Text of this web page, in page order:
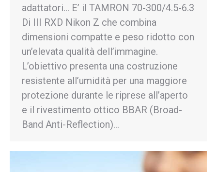
adattatori… E’ il TAMRON 70-300/4.5-6.3
Di III RXD Nikon Z che combina
dimensioni compatte e peso ridotto con
un’elevata qualità dell’immagine.
L’obiettivo presenta una costruzione
resistente all’umidità per una maggiore
protezione durante le riprese all’aperto
e il rivestimento ottico BBAR (Broad-
Band Anti-Reflection)…